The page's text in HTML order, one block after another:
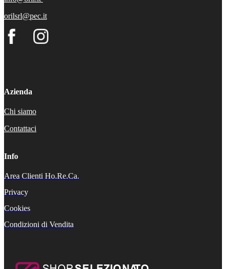
orilsrl@pec.it
Azienda
Chi siamo
Contattaci
Info
Area Clienti Ho.Re.Ca.
Privacy
Cookies
Condizioni di Vendita